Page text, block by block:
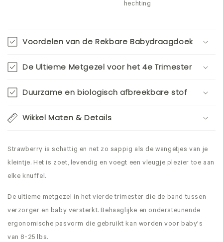
hechting
Voordelen van de Rekbare Babydraagdoek
De Ultieme Metgezel voor het 4e Trimester
Duurzame en biologisch afbreekbare stof
Wikkel Maten & Details
Strawberry is schattig en net zo sappig als de wangetjes van je
kleintje. Het is zoet, levendig en voegt een vleugje plezier toe aan
elke knuffel.
De ultieme metgezel in het vierde trimester die de band tussen
verzorger en baby versterkt. Behaaglijke en ondersteunende
ergonomische pasvorm die gebruikt kan worden voor baby's
van 8-25 lbs.